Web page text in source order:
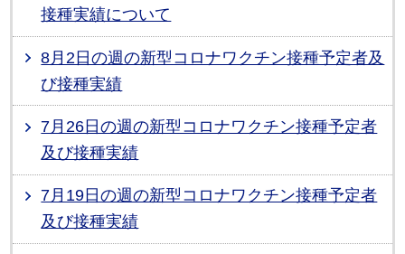
接種実績について
8月2日の週の新型コロナワクチン接種予定者及
び接種実績
7月26日の週の新型コロナワクチン接種予定者
及び接種実績
7月19日の週の新型コロナワクチン接種予定者
及び接種実績